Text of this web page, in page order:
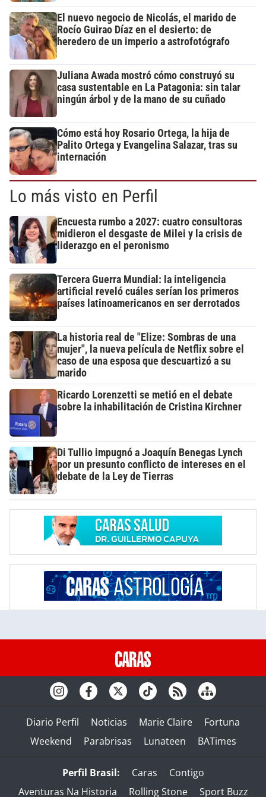
El nuevo negocio de Nicolás, el marido de
Rocío Guirao Díaz en el desierto: de
heredero de un imperio a astrofotógrafo
Juliana Awada mostró cómo construyó su
casa sustentable en La Patagonia: sin talar
ningún árbol y de la mano de su cuñado
Cómo está hoy Rosario Ortega, la hija de
Palito Ortega y Evangelina Salazar, tras su
internación
Lo más visto en Perfil
Encuesta rumbo a 2027: cuatro consultoras
midieron el desgaste de Milei y la crisis de
liderazgo en el peronismo
Tercera Guerra Mundial: la inteligencia
artificial reveló cuáles serían los primeros
países latinoamericanos en ser derrotados
La historia real de "Elize: Sombras de una
mujer", la nueva película de Netflix sobre el
caso de una esposa que descuartizó a su
marido
Ricardo Lorenzetti se metió en el debate
sobre la inhabilitación de Cristina Kirchner
Di Tullio impugnó a Joaquín Benegas Lynch
por un presunto conflicto de intereses en el
debate de la Ley de Tierras
Diario Perfil Noticias Marie Claire
Fortuna
Weekend
Parabrisas Lunateen BATimes
Perfil Brasil: Caras
Contigo
Aventuras Na Historia
Rolling Stone Sport Buzz